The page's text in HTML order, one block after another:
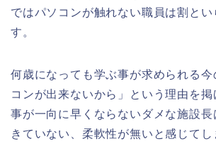
ではパソコンが触れない職員は割とい
す。
何歳になっても学ぶ事が求められる今
コンが出来ないから」という理由を
事が一向に早くならないダメな施設
きていない、柔軟性が無いと感じてし